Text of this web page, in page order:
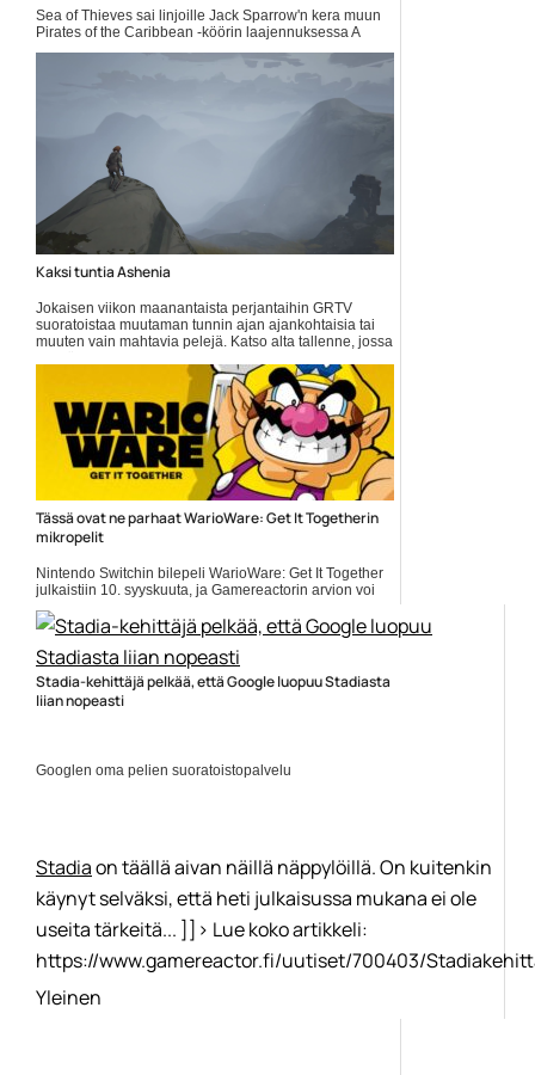
Sea of Thieves sai linjoille Jack Sparrow'n kera muun
Pirates of the Caribbean -köörin laajennuksessa A
Pirate's Life, joka saatiin ilmoille kesäkuussa. Panostus
Kaksi tuntia Ashenia
Jokaisen viikon maanantaista perjantaihin GRTV
suoratoistaa muutaman tunnin ajan ajankohtaisia tai
muuten vain mahtavia pelejä. Katso alta tallenne, jossa
https://www.gamereactor.fi/uutiset/600593/Kaksi+tuntia+Ashe...
Yleinen
Tässä ovat ne parhaat WarioWare: Get It Togetherin
mikropelit
Nintendo Switchin bilepeli WarioWare: Get It Together
julkaistiin 10. syyskuuta, ja Gamereactorin arvion voi
lukea täältä. Nyt Gamereactor listaa videolla ne
seitsemän... Lue koko artikkeli:
https://www.gamereactor.fi/uutiset/883363/Tassa+ovat+ne+p...
Yleinen
Stadia-kehittäjä pelkää, että Google luopuu Stadiasta
liian nopeasti
Googlen oma pelien suoratoistopalvelu
Stadiaon täällä aivan näillä näppylöillä. On kuitenkin
käynyt selväksi, että heti julkaisussa mukana ei ole
useita tärkeitä... ]]> Lue koko artikkeli:
https://www.gamereactor.fi/uutiset/700403/
Yleinen